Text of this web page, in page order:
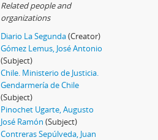
Related people and
organizations
Diario La Segunda(Creator)
Gómez Lemus, José Antonio
(Subject)
Chile. Ministerio de Justicia.
Gendarmería de Chile
(Subject)
Pinochet Ugarte, Augusto
José Ramón (Subject)
Contreras Sepúlveda, Juan